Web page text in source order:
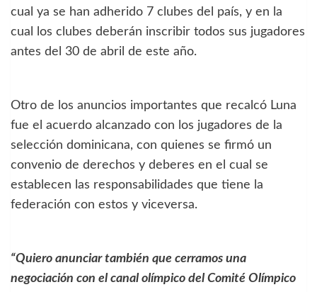
cual ya se han adherido 7 clubes del país, y en la
cual los clubes deberán inscribir todos sus jugadores
antes del 30 de abril de este año.
Otro de los anuncios importantes que recalcó Luna
fue el acuerdo alcanzado con los jugadores de la
selección dominicana, con quienes se firmó un
convenio de derechos y deberes en el cual se
establecen las responsabilidades que tiene la
federación con estos y viceversa.
“Quiero anunciar también que cerramos una
negociación con el canal olímpico del Comité Olímpico